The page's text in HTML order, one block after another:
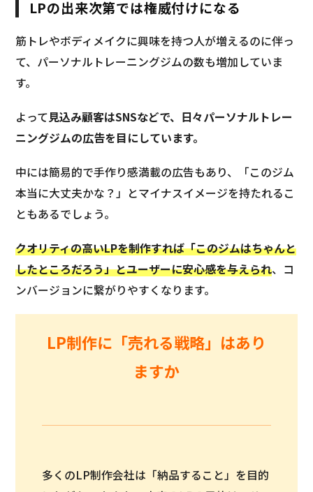
LPの出来次第では権威付けになる
筋トレやボディメイクに興味を持つ人が増えるのに伴っ
て、パーソナルトレーニングジムの数も増加していま
す。
よって見込み顧客はSNSなどで、日々パーソナルトレー
ニングジムの広告を目にしています。
中には簡易的で手作り感満載の広告もあり、「このジム
本当に大丈夫かな？」とマイナスイメージを持たれるこ
ともあるでしょう。
クオリティの高いLPを制作すれば「このジムはちゃんと
したところだろう」とユーザーに安心感を与えられ、コ
ンバージョンに繋がりやすくなります。
LP制作に「売れる戦略」はあり
ますか
多くのLP制作会社は「納品すること」を目的